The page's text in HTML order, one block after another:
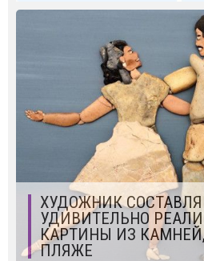
ХУДОЖНИК
УДИВИТЕЛЬНО
КАРТИНЫ ИЗ
ПЛЯЖЕ